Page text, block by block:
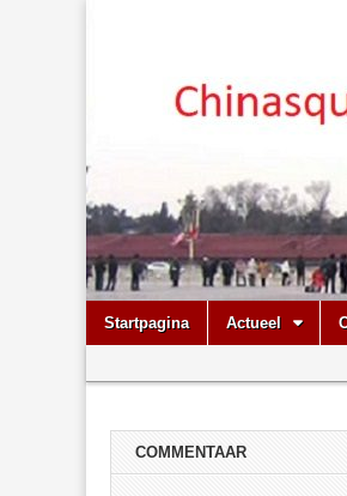
Main
menu
Skip
Startpagina Actueel
menu
COMMENTAAR